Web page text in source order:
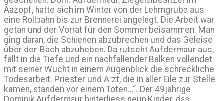
Aazopf, hatte sich im Winter von der Lehmgrube aus
eine Rollbahn bis zur Brennerei angelegt. Die Arbeit war
getan und der Vorrat für den Sommer beisammen. Man
ging daran, die Schienen abzubrechen und das Geleise
über den Bach abzuheben. Da rutscht Aufdermaur aus,
fällt in die Tiefe und ein nachfallender Balken vollendet
mit seiner Wucht in einem Augenblick die schreckliche
Todesarbeit. Priester und Arzt, die in aller Eile zur Stelle
kamen, standen vor einem Toten…“. Der 49jährige